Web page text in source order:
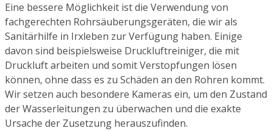
Eine bessere Möglichkeit ist die Verwendung von
fachgerechten Rohrsäuberungsgeräten, die wir als
Sanitärhilfe in Irxleben zur Verfügung haben. Einige
davon sind beispielsweise Druckluftreiniger, die mit
Druckluft arbeiten und somit Verstopfungen lösen
können, ohne dass es zu Schäden an den Rohren kommt.
Wir setzen auch besondere Kameras ein, um den Zustand
der Wasserleitungen zu überwachen und die exakte
Ursache der Zusetzung herauszufinden.